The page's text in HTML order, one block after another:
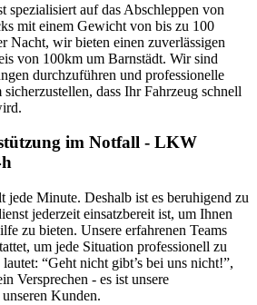
spezialisiert auf das Abschleppen von
mit einem Gewicht von bis zu 100
Nacht, wir bieten einen zuverlässigen
von 100km um Barnstädt. Wir sind
durchzuführen und professionelle
dass Ihr Fahrzeug schnell
im Notfall - LKW
jede Minute. Deshalb ist es beruhigend zu
jederzeit einsatzbereit ist, um Ihnen
zu bieten. Unsere erfahrenen Teams
um jede Situation professionell zu
“Geht nicht gibt’s bei uns nicht!”,
Versprechen - es ist unsere
Kunden.